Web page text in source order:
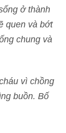
ở thành
quen và bớt
chung và
vì chồng
buồn. Bố